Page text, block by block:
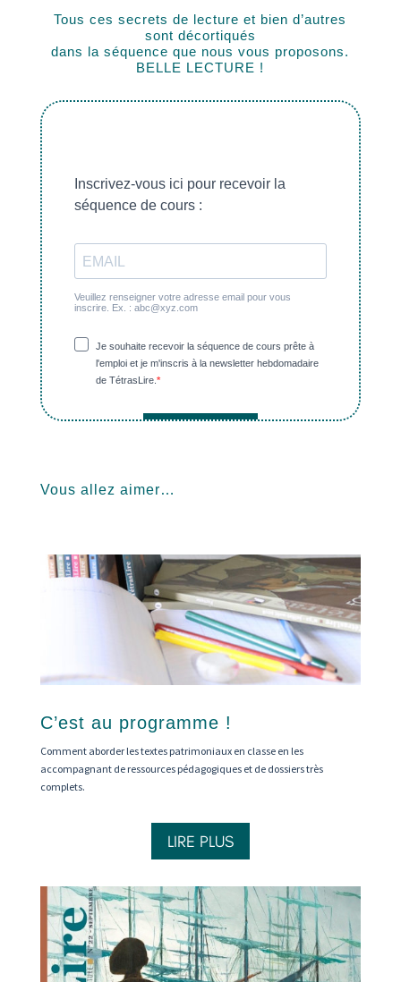
Tous ces secrets de lecture et bien d’autres
sont décortiqués
dans la séquence que nous vous proposons.
BELLE LECTURE !
Vous allez aimer…
C’est au programme !
Comment aborder les textes patrimoniaux en classe en les
accompagnant de ressources pédagogiques et de dossiers très
complets.
LIRE PLUS